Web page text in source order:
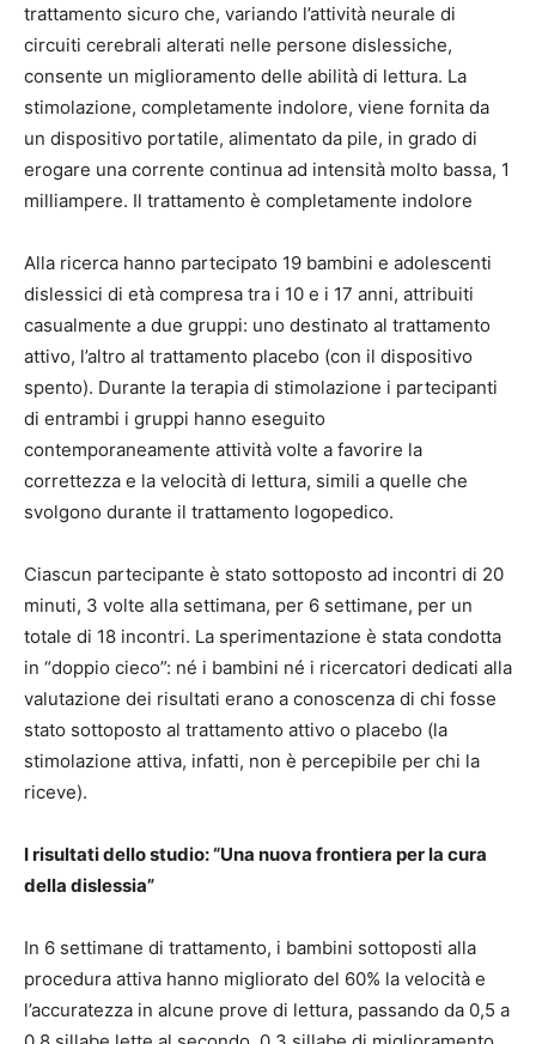
trattamento sicuro che, variando l’attività neurale di
circuiti cerebrali alterati nelle persone dislessiche,
consente un miglioramento delle abilità di lettura. La
stimolazione, completamente indolore, viene fornita da
un dispositivo portatile, alimentato da pile, in grado di
erogare una corrente continua ad intensità molto bassa, 1
milliampere. Il trattamento è completamente indolore
Alla ricerca hanno partecipato 19 bambini e adolescenti
dislessici di età compresa tra i 10 e i 17 anni, attribuiti
casualmente a due gruppi: uno destinato al trattamento
attivo, l’altro al trattamento placebo (con il dispositivo
spento). Durante la terapia di stimolazione i partecipanti
di entrambi i gruppi hanno eseguito
contemporaneamente attività volte a favorire la
correttezza e la velocità di lettura, simili a quelle che
svolgono durante il trattamento logopedico.
Ciascun partecipante è stato sottoposto ad incontri di 20
minuti, 3 volte alla settimana, per 6 settimane, per un
totale di 18 incontri. La sperimentazione è stata condotta
in “doppio cieco”: né i bambini né i ricercatori dedicati alla
valutazione dei risultati erano a conoscenza di chi fosse
stato sottoposto al trattamento attivo o placebo (la
stimolazione attiva, infatti, non è percepibile per chi la
riceve).
I risultati dello studio: “Una nuova frontiera per la cura
della dislessia”
In 6 settimane di trattamento, i bambini sottoposti alla
procedura attiva hanno migliorato del 60% la velocità e
l’accuratezza in alcune prove di lettura, passando da 0,5 a